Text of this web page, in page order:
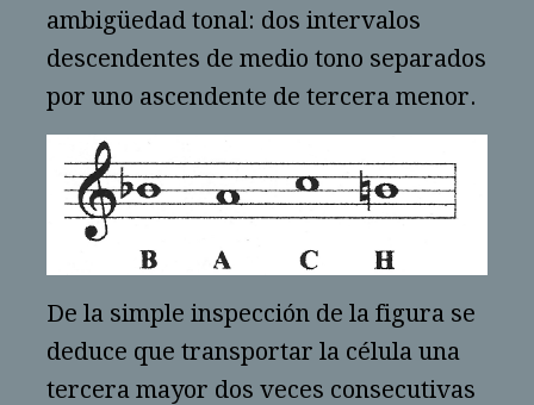
ambigüedad tonal: dos intervalos
descendentes de medio tono separados
por uno ascendente de tercera menor.
De la simple inspección de la figura se
deduce que transportar la célula una
tercera mayor dos veces consecutivas